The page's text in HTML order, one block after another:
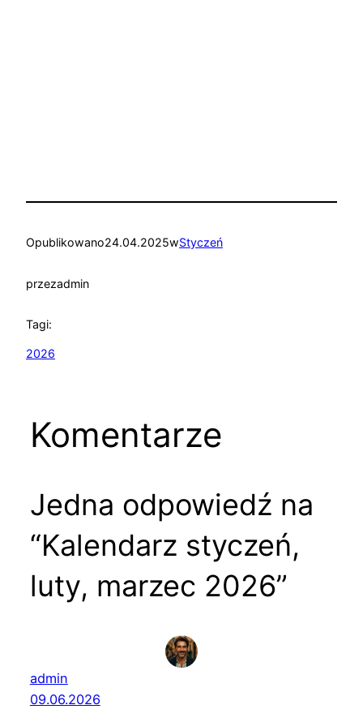
Opublikowano24.04.2025wStyczeń
przezadmin
Tagi:
2026
Komentarze
Jedna odpowiedź na
“Kalendarz styczeń,
luty, marzec 2026”
admin
09.06.2026